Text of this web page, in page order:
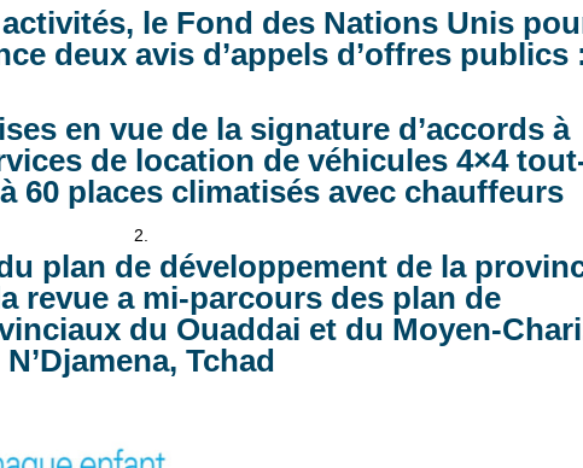
le Fond des Nations Unis
deux avis d’appels d’offres publics
en vue de la signature d’accords à
de location de véhicules 4×4
60 places climatisés avec chauffeurs
plan de développement de la
revue a mi-parcours des plan de
du Ouaddai et du Moyen-
N’Djamena, Tchad